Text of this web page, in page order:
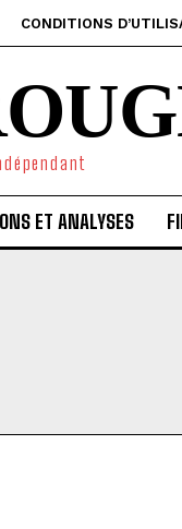
CONDITIONS
ET ANALYSES